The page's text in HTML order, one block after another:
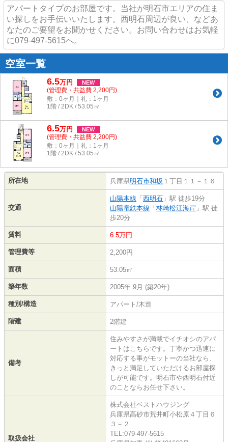
アパートタイプのお部屋です。当社が明石市エリアの住ま
い探しをお手伝いいたします。西明石周辺が良い、などあ
なたのご要望をお聞かせください。お問い合わせはお気軽
に079-497-5615へ。
空室一覧
6.5万円 NEW
(管理費・共益費 2,200円)
敷：0ヶ月｜礼：1ヶ月
1階 / 2DK / 53.05㎡
6.5万円 NEW
(管理費・共益費 2,200円)
敷：0ヶ月｜礼：1ヶ月
1階 / 2DK / 53.05㎡
所在地 兵庫県明石市和坂 １丁目１１－１６
交通
山陽本線 「 西明石 」駅 徒歩19分
山陽電鉄本線 「 林崎松江海岸 」駅 徒
歩20分
賃料 6.5万円
管理費等 2,200円
面積 53.05㎡
築年数 2005年 9月 (築20年)
種別/構造 アパート/木造
階建 2階建
備考
住みやすさが満載でイチオシのアパ
ートはこちらです。丁寧かつ迅速に
対応する事がモットーの当社なら、
きっと満足していただけるお部屋探
しが可能です。明石市や西明石付近
のことならお任せ下さい。
取扱会社
株式会社ベストハウジング
兵庫県高砂市荒井町小松原４丁目６
３－２
TEL:079-497-5615